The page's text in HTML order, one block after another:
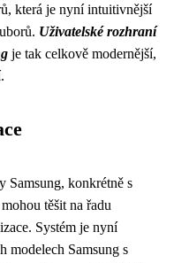
která je nyní intuitivnější
Uživatelské rozhraní
je tak celkově modernější,
Samsung, konkrétně s
těšit na řadu
Systém je nyní
modelech Samsung s